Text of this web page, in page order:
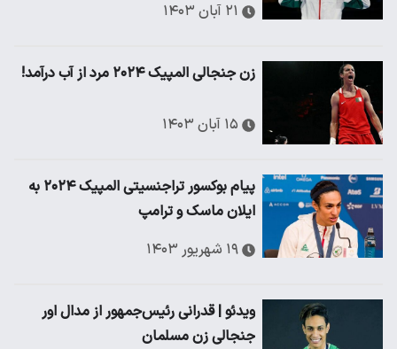
۲۱ آبان ۱۴۰۳
زن جنجالی المپیک ۲۰۲۴ مرد از آب درآمد!
۱۵ آبان ۱۴۰۳
پیام بوکسور تراجنسیتی المپیک ۲۰۲۴ به
ایلان ماسک و ترامپ
۱۹ شهریور ۱۴۰۳
ویدئو | قدرانی رئیس‌جمهور از مدال اور
جنجالی زن مسلمان